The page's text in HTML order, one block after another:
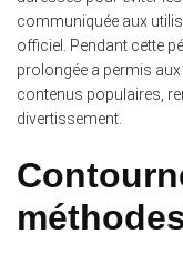
communiquée aux
officiel. Pendant cette
prolongée a permis
contenus populaires,
divertissement.